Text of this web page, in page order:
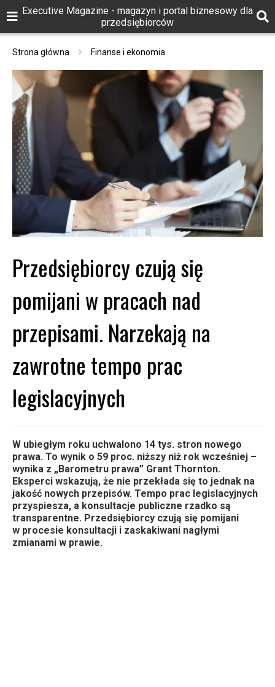
Executive Magazine - magazyn i portal biznesowy dla
przedsiębiorców
Strona główna Finanse i ekonomia
Przedsiębiorcy czują się
pomijani w pracach nad
przepisami. Narzekają na
zawrotne tempo prac
legislacyjnych
W ubiegłym roku uchwalono 14 tys. stron nowego
prawa. To wynik o 59 proc. niższy niż rok wcześniej –
wynika z „Barometru prawa” Grant Thornton.
Eksperci wskazują, że nie przekłada się to jednak na
jakość nowych przepisów. Tempo prac legislacyjnych
przyspiesza, a konsultacje publiczne rzadko są
transparentne. Przedsiębiorcy czują się pomijani
w procesie konsultacji i zaskakiwani nagłymi
zmianami w prawie.